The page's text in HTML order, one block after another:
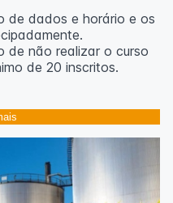
de dados e horário e os
de não realizar o curso
de 20 inscritos.